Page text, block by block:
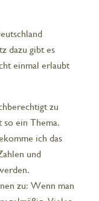
dazu gibt es
einmal erlaubt
zu
so ein Thema.
ich das
und
zu: Wenn man